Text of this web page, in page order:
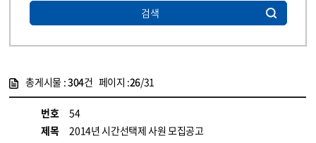
검색
총게시물 :304건 페이지 :26/31
번호
54
제목
2014년 시간선택제 사원 모집공고